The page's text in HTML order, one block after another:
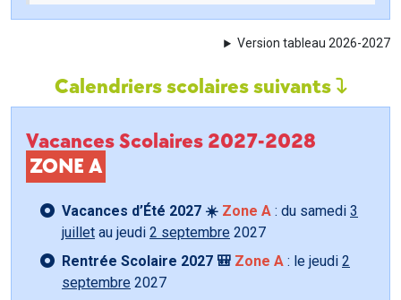
Version tableau 2026-2027
Calendriers scolaires suivants
Vacances Scolaires 2027-2028
ZONE A
Vacances d’Été 2027 ☀️ Zone A : du samedi 3
juillet au jeudi 2 septembre 2027
Rentrée Scolaire 2027 🎒 Zone A : le jeudi 2
septembre 2027